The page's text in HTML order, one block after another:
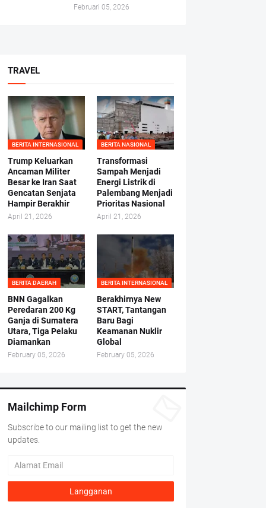
Februari 05, 2026
TRAVEL
BERITA INTERNASIONAL
Trump Keluarkan
Ancaman Militer
Besar ke Iran Saat
Gencatan Senjata
Hampir Berakhir
April 21, 2026
BERITA NASIONAL
Transformasi
Sampah Menjadi
Energi Listrik di
Palembang Menjadi
Prioritas Nasional
April 21, 2026
BERITA DAERAH
BNN Gagalkan
Peredaran 200 Kg
Ganja di Sumatera
Utara, Tiga Pelaku
Diamankan
February 05, 2026
BERITA INTERNASIONAL
Berakhirnya New
START, Tantangan
Baru Bagi
Keamanan Nuklir
Global
February 05, 2026
Mailchimp Form
Subscribe to our mailing list to get the new
updates.